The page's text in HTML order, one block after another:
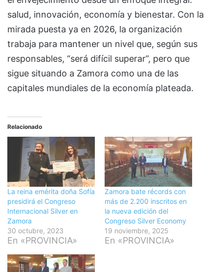
salud, innovación, economía y bienestar. Con la
mirada puesta ya en 2026, la organización
trabaja para mantener un nivel que, según sus
responsables, “será difícil superar”, pero que
sigue situando a Zamora como una de las
capitales mundiales de la economía plateada.
Relacionado
La reina emérita doña Sofía
presidirá el Congreso
Internacional Silver en
Zamora
30 octubre, 2023
En «PROVINCIA»
Zamora bate récords con
más de 2.200 inscritos en
la nueva edición del
Congreso Silver Economy
19 noviembre, 2025
En «PROVINCIA»